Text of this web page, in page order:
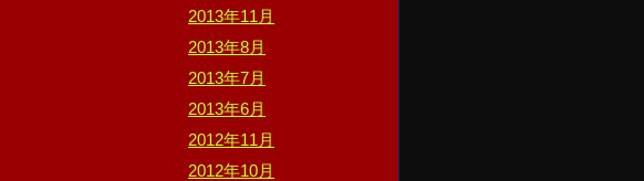
2013年11月
2013年8月
2013年7月
2013年6月
2012年11月
2012年10月